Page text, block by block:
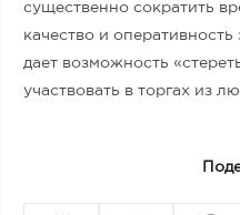
существенно сократить
качество и оперативность
дает возможность
участвовать в торгах из